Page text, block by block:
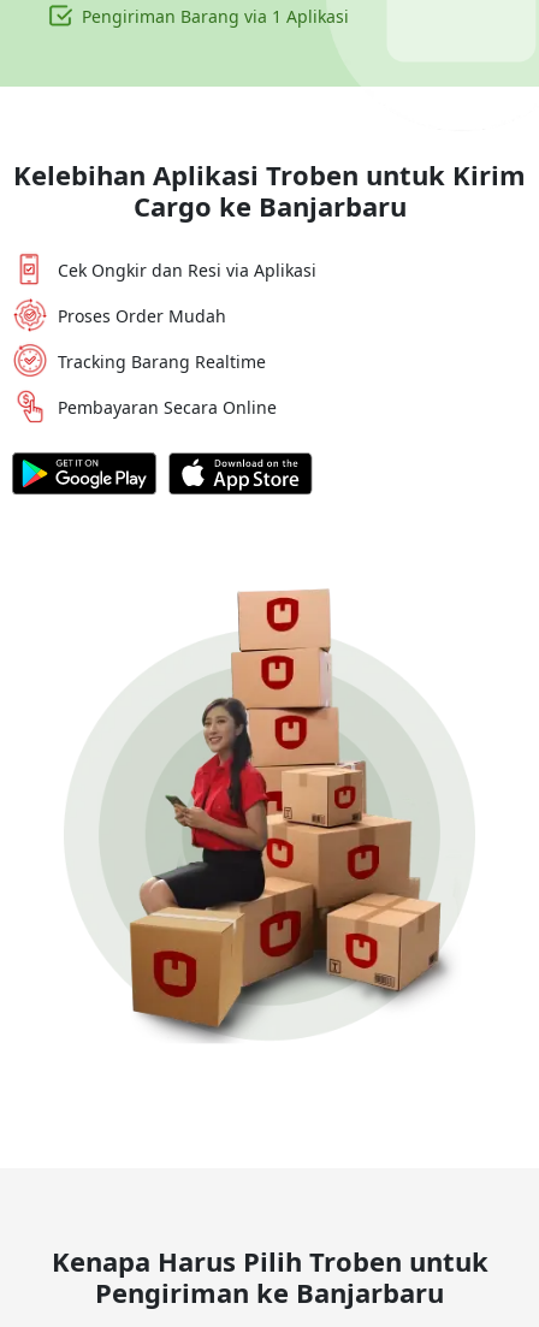
Pengiriman Barang via 1 Aplikasi
Kelebihan Aplikasi Troben untuk Kirim
Cargo ke Banjarbaru
Cek Ongkir dan Resi via Aplikasi
Proses Order Mudah
Tracking Barang Realtime
Pembayaran Secara Online
Kenapa Harus Pilih Troben untuk
Pengiriman ke Banjarbaru